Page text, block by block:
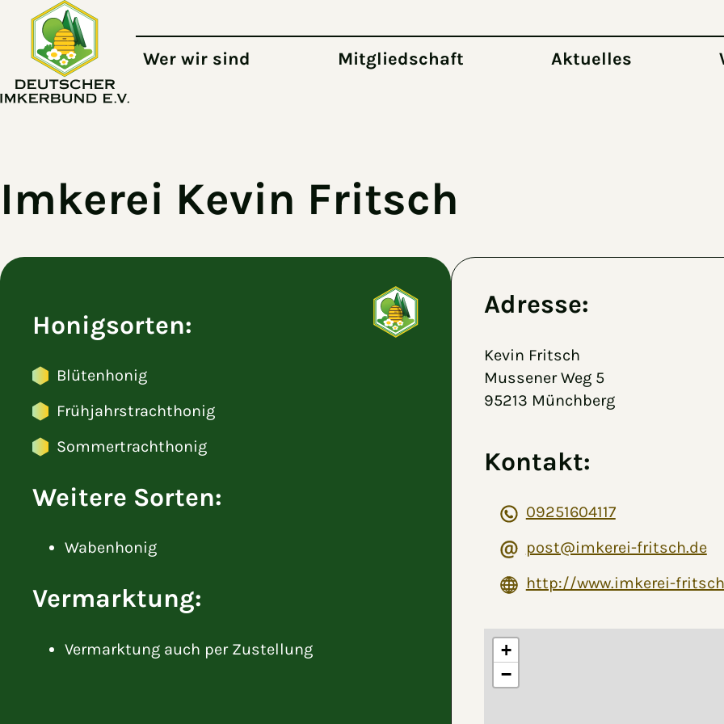
Zum Hauptinhalt springen
Wer wir sind Mitgliedschaft Aktuelles
Imkerei Kevin Fritsch
Honigsorten:
Blütenhonig
Frühjahrstrachthonig
Sommertrachthonig
Weitere Sorten:
Wabenhonig
Vermarktung:
Vermarktung auch per Zustellung
Adresse:
Kevin Fritsch
Mussener Weg 5
95213 Münchberg
Kontakt:
09251604117
post@imkerei-fritsch.de
http://www.imkerei-
+
−